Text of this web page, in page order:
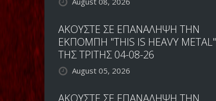
ΑΚΟΥΣΤΕ ΣΕ ΕΠΑΝΑΛΗΨΗ ΤΗΝ
ΕΚΠΟΜΠΗ "THIS IS HEAVY METAL"
ΤΗΣ ΤΡΙΤΗΣ 04-08-26
August 05, 2026
ΑΚΟΥΣΤΕ ΣΕ ΕΠΑΝΑΛΗΨΗ ΤΗΝ